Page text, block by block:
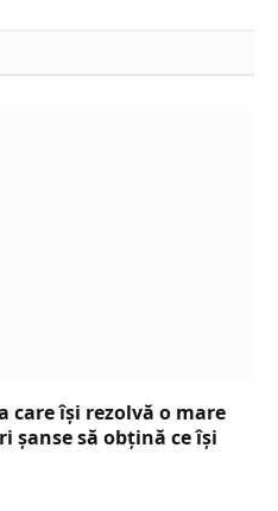
care își rezolvă o mare
șanse să obțină ce își